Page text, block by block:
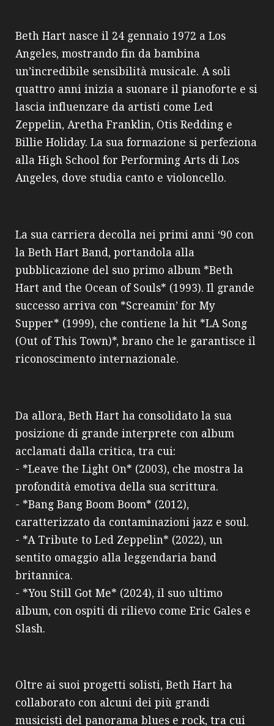
Beth Hart nasce il 24 gennaio 1972 a Los
Angeles, mostrando fin da bambina
un’incredibile sensibilità musicale. A soli
quattro anni inizia a suonare il pianoforte e si
lascia influenzare da artisti come Led
Zeppelin, Aretha Franklin, Otis Redding e
Billie Holiday. La sua formazione si perfeziona
alla High School for Performing Arts di Los
Angeles, dove studia canto e violoncello.
La sua carriera decolla nei primi anni ‘90 con
la Beth Hart Band, portandola alla
pubblicazione del suo primo album *Beth
Hart and the Ocean of Souls* (1993). Il grande
successo arriva con *Screamin’ for My
Supper* (1999), che contiene la hit *LA Song
(Out of This Town)*, brano che le garantisce il
riconoscimento internazionale.
Da allora, Beth Hart ha consolidato la sua
posizione di grande interprete con album
acclamati dalla critica, tra cui:
- *Leave the Light On* (2003), che mostra la
profondità emotiva della sua scrittura.
- *Bang Bang Boom Boom* (2012),
caratterizzato da contaminazioni jazz e soul.
- *A Tribute to Led Zeppelin* (2022), un
sentito omaggio alla leggendaria band
britannica.
- *You Still Got Me* (2024), il suo ultimo
album, con ospiti di rilievo come Eric Gales e
Slash.
Oltre ai suoi progetti solisti, Beth Hart ha
collaborato con alcuni dei più grandi
musicisti del panorama blues e rock, tra cui